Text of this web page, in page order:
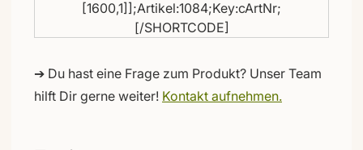
[1600,1]];Artikel:1084;Key:cArtNr;
[/SHORTCODE]
➔ Du hast eine Frage zum Produkt? Unser Team
hilft Dir gerne weiter! Kontakt aufnehmen.